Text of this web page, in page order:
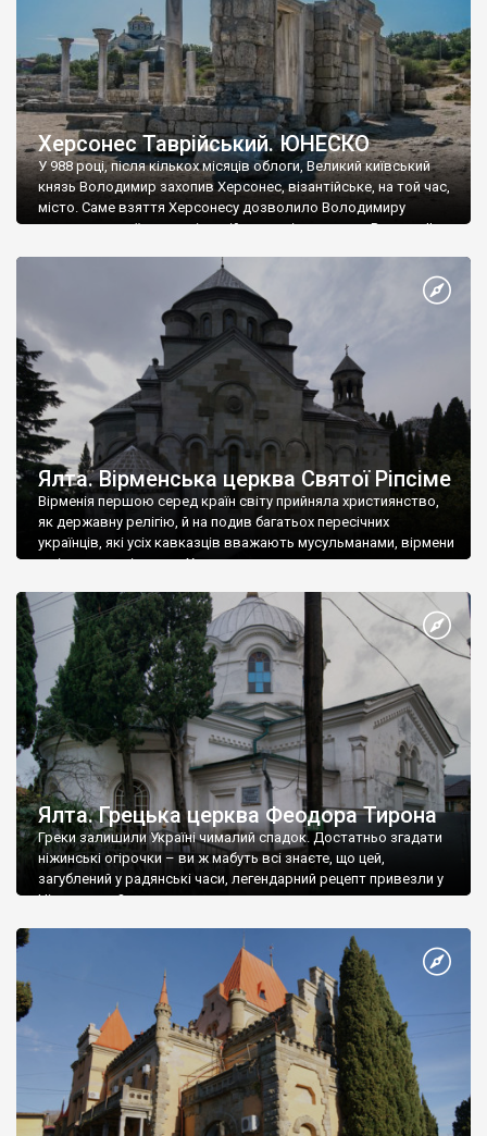
Херсонес Таврійський. ЮНЕСКО
У 988 році, після кількох місяців облоги, Великий київський
князь Володимир захопив Херсонес, візантійське, на той час,
місто. Саме взяття Херсонесу дозволило Володимиру
диктувати свої умови візантійському імператору Василю ІІ, та
Херсонесі Володимир-язичник, став Василем-християнином.
А потім було Хрещення Русі. На честь Херсонесу Таврійського
Ялта. Вірменська церква Святої Ріпсіме
Вірменія першою серед країн світу прийняла християнство,
як державну релігію, й на подив багатьох пересічних
українців, які усіх кавказців вважають мусульманами, вірмени
є відданими вірянами Христа
Ялта. Грецька церква Феодора Тирона
Греки залишили Україні чималий спадок. Достатньо згадати
ніжинські огірочки – ви ж мабуть всі знаєте, що цей,
загублений у радянські часи, легендарний рецепт привезли у
Ніжин греки?